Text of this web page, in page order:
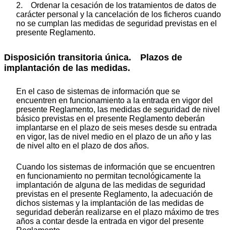
2. Ordenar la cesación de los tratamientos de datos de
carácter personal y la cancelación de los ficheros cuando
no se cumplan las medidas de seguridad previstas en el
presente Reglamento.
Disposición transitoria única. Plazos de
implantación de las medidas.
En el caso de sistemas de información que se
encuentren en funcionamiento a la entrada en vigor del
presente Reglamento, las medidas de seguridad de nivel
básico previstas en el presente Reglamento deberán
implantarse en el plazo de seis meses desde su entrada
en vigor, las de nivel medio en el plazo de un año y las
de nivel alto en el plazo de dos años.
Cuando los sistemas de información que se encuentren
en funcionamiento no permitan tecnológicamente la
implantación de alguna de las medidas de seguridad
previstas en el presente Reglamento, la adecuación de
dichos sistemas y la implantación de las medidas de
seguridad deberán realizarse en el plazo máximo de tres
años a contar desde la entrada en vigor del presente